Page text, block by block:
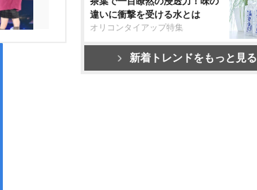
違いに衝撃を受ける水とは
オリコンタイアップ特集
新着トレンドをもっと見る